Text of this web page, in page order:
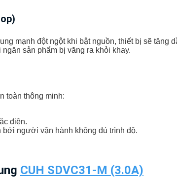
mạnh đột ngột khi bật nguồn, thiết bị sẽ tăng
sản phẩm bị văng ra khỏi khay.
toàn thông minh:
điện.
người vận hành không đủ trình độ.
CUH SDVC31-M (3.0A)